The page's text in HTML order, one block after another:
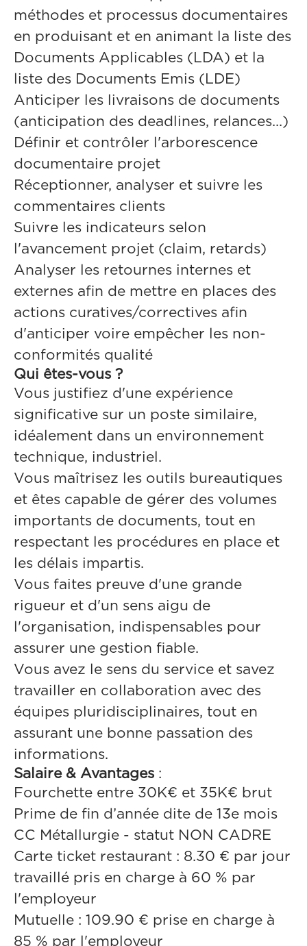
méthodes et processus documentaires
en produisant et en animant la liste des
Documents Applicables (LDA) et la
liste des Documents Emis (LDE)
Anticiper les livraisons de documents
(anticipation des deadlines, relances...)
Définir et contrôler l'arborescence
documentaire projet
Réceptionner, analyser et suivre les
commentaires clients
Suivre les indicateurs selon
l'avancement projet (claim, retards)
Analyser les retournes internes et
externes afin de mettre en places des
actions curatives/correctives afin
d'anticiper voire empêcher les non-
conformités qualité
Qui êtes-vous ?
Vous justifiez d'une expérience
significative sur un poste similaire,
idéalement dans un environnement
technique, industriel.
Vous maîtrisez les outils bureautiques
et êtes capable de gérer des volumes
importants de documents, tout en
respectant les procédures en place et
les délais impartis.
Vous faites preuve d'une grande
rigueur et d'un sens aigu de
l'organisation, indispensables pour
assurer une gestion fiable.
Vous avez le sens du service et savez
travailler en collaboration avec des
équipes pluridisciplinaires, tout en
assurant une bonne passation des
informations.
Salaire & Avantages :
Fourchette entre 30K€ et 35K€ brut
Prime de fin d’année dite de 13e mois
CC Métallurgie - statut NON CADRE
Carte ticket restaurant : 8.30 € par jour
travaillé pris en charge à 60 % par
l'employeur
Mutuelle : 109.90 € prise en charge à
85 % par l'employeur